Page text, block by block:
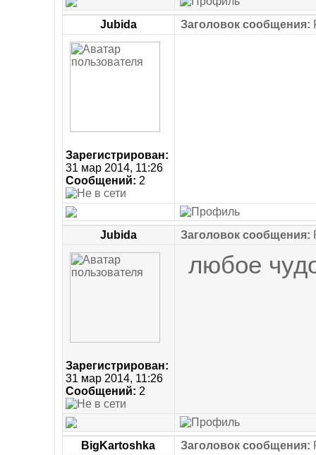
Jubida Заголовок сообщения:
Зарегистрирован:
31 мар 2014, 11:26
Сообщений: 2
Jubida Заголовок сообщения:
Зарегистрирован:
31 мар 2014, 11:26
Сообщений: 2
любое
BigKartoshka Заголовок сообщения: